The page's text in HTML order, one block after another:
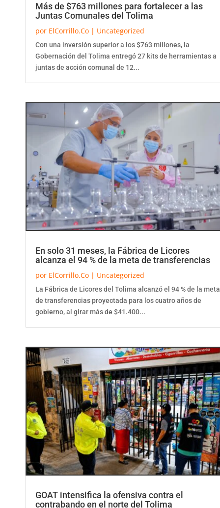
Más de $763 millones para fortalecer a las
Juntas Comunales del Tolima
por ElCorrillo.Co | Uncategorized
Con una inversión superior a los $763 millones, la
Gobernación del Tolima entregó 27 kits de herramientas a
juntas de acción comunal de 12...
En solo 31 meses, la Fábrica de Licores
alcanza el 94 % de la meta de transferencias
por ElCorrillo.Co | Uncategorized
La Fábrica de Licores del Tolima alcanzó el 94 % de la meta
de transferencias proyectada para los cuatro años de
gobierno, al girar más de $41.400...
GOAT intensifica la ofensiva contra el
contrabando en el norte del Tolima